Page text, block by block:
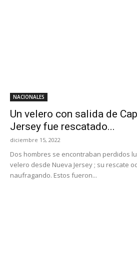
NACIONALES
Un velero con salida de
Jersey fue rescatado...
diciembre 15, 2022
Dos hombres se encontraban perdidos
velero desde Nueva Jersey ; su rescate
naufragando. Estos fueron...